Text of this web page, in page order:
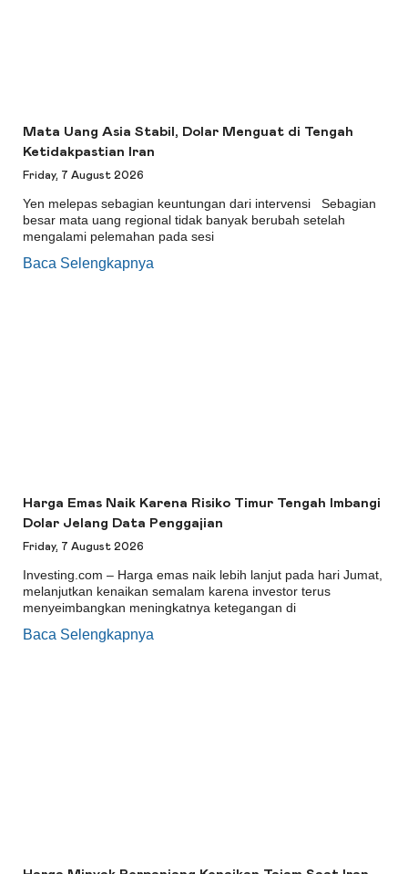
Mata Uang Asia Stabil, Dolar Menguat di Tengah
Ketidakpastian Iran
Friday, 7 August 2026
Yen melepas sebagian keuntungan dari intervensi Sebagian
besar mata uang regional tidak banyak berubah setelah
mengalami pelemahan pada sesi
Baca Selengkapnya
Harga Emas Naik Karena Risiko Timur Tengah Imbangi
Dolar Jelang Data Penggajian
Friday, 7 August 2026
Investing.com – Harga emas naik lebih lanjut pada hari Jumat,
melanjutkan kenaikan semalam karena investor terus
menyeimbangkan meningkatnya ketegangan di
Baca Selengkapnya